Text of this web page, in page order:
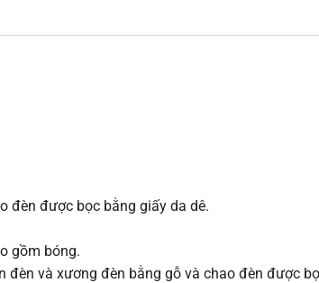
đèn được bọc bằng giấy da dê.
gồm bóng.
và xương đèn bằng gỗ và chao đèn được